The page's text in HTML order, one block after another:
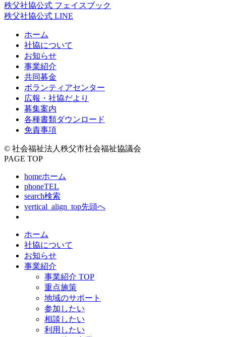
秩父社協公式 フェイスブック
秩父社協公式 LINE
ホーム
社協について
お知らせ
事業紹介
共同募金
ボランティアセンター
広報・社協だより
募集案内
各種書類ダウンロード
免責事項
© 社会福祉法人秩父市社会福祉協議会
PAGE TOP
homeホーム
phoneTEL
search検索
vertical_align_top先頭へ
ホーム
社協について
お知らせ
事業紹介
事業紹介 TOP
重点施策
地域のサポート
参加したい
相談したい
利用したい